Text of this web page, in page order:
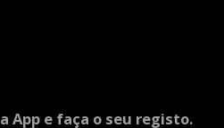
App e faça o seu registo.